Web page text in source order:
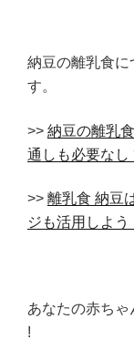
納豆の離乳食
す。
>> 納豆の離乳
通しも必要なし
>> 離乳食 納豆
ジも活用しよう
あなたの赤ち
!